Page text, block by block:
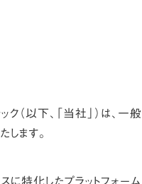
ク（以下、「当社」）は
ます。